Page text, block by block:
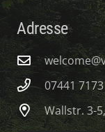
Adresse
07441 7173
Wallstr. 3-